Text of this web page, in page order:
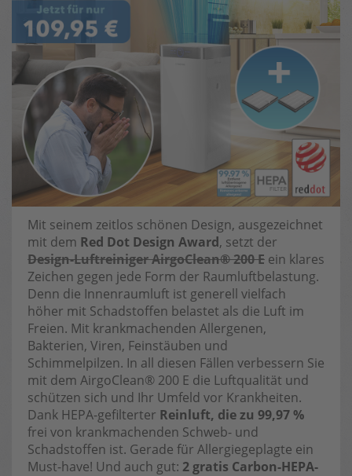
Mit seinem zeitlos schönen Design, ausgezeichnet
mit dem Red Dot Design Award, setzt der
Design-Luftreiniger AirgoClean® 200 E ein klares
Zeichen gegen jede Form der Raumluftbelastung.
Denn die Innenraumluft ist generell vielfach
höher mit Schadstoffen belastet als die Luft im
Freien. Mit krankmachenden Allergenen,
Bakterien, Viren, Feinstäuben und
Schimmelpilzen. In all diesen Fällen verbessern Sie
mit dem AirgoClean® 200 E die Luftqualität und
schützen sich und Ihr Umfeld vor Krankheiten.
Dank HEPA-gefilterter Reinluft, die zu 99,97 %
frei von krankmachenden Schweb- und
Schadstoffen ist. Gerade für Allergiegeplagte ein
Must-have! Und auch gut: 2 gratis Carbon-HEPA-